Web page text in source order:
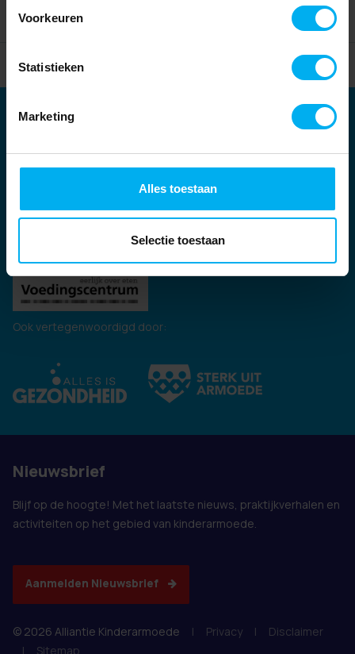
Voorkeuren
Statistieken
Marketing
Alles toestaan
Selectie toestaan
Home Partners
Partners
Kernpartners:
Ook vertegenwoordigd door:
Nieuwsbrief
Blijf op de hoogte! Met het laatste nieuws, praktijkverhalen en
activiteiten op het gebied van kinderarmoede.
Aanmelden Nieuwsbrief
© 2026 Alliantie Kinderarmoede | Privacy |
Disclaimer
|
Sitemap